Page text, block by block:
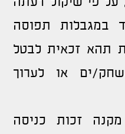
במגבלות תפוסה
תהא זכאית לבטל
ים או לערוך
מקנה זכות כניסה